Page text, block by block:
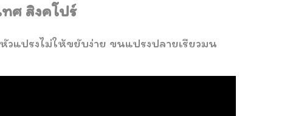
ศ สิงคโปร์
แปรงไม่ให้ขยับง่าย ขนแปรงปลายเรียวมน